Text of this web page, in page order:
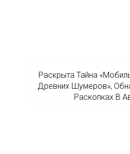
Раскрыта Тайна
Древних Шумеров»,
Раскопках В